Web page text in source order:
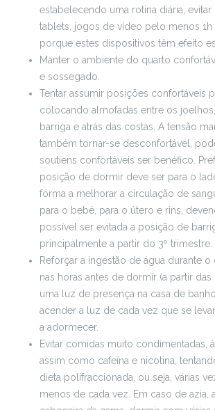
estabelecendo uma rotina diária, evitar
tablets, jogos de vídeo pelo menos
porque estes dispositivos têm efeito
Manter o ambiente do quarto
e sossegado.
Tentar assumir posições confortáveis
colocando almofadas entre os
barriga e atrás das costas. A tensão
também tornar-se desconfortável,
soutiens confortáveis ser benéfico.
posição de dormir deve ser para o
forma a melhorar a circulação de
para o bebé, para o útero e rins,
possível ser evitada a posição de
principalmente a partir do 3º trimestre.
Reforçar a ingestão de água durante
nas horas antes de dormir (a partir das
uma luz de presença na casa de
acender a luz de cada vez que se
a adormecer.
Evitar comidas muito condimentadas,
assim como cafeína e nicotina,
dieta polifraccionada, ou seja, várias
menos de cada vez. Em caso de azia,